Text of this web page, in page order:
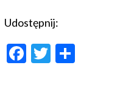
Udostępnij:
Facebook
Twitter